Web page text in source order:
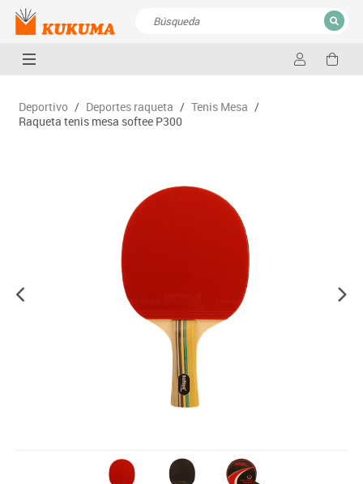
CERRAR
Deportivo / Deportes raqueta / Tenis Mesa /
Raqueta tenis mesa softee P300